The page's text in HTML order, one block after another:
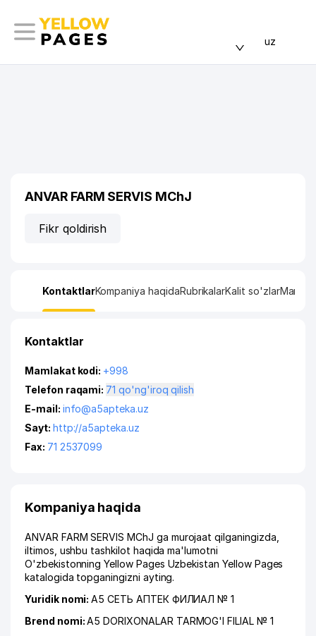
uz
ANVAR FARM SERVIS MChJ
Fikr qoldirish
KontaktlarKompaniya haqidaRubrikalarKalit so'zlarManzil
Kontaktlar
Mamlakat kodi: +998
Telefon raqami:
71 qo'ng'iroq qilish
E-mail: info@a5apteka.uz
Sayt: http://a5apteka.uz
Fax: 71 2537099
Kompaniya haqida
ANVAR FARM SERVIS MChJ ga murojaat qilganingizda,
iltimos, ushbu tashkilot haqida ma'lumotni
O'zbekistonning Yellow Pages Uzbekistan Yellow Pages
katalogida topganingizni ayting.
Yuridik nomi:А5 СЕТЬ АПТЕК ФИЛИАЛ № 1
Brend nomi:A5 DORIXONALAR TARMOG'I FILIAL № 1